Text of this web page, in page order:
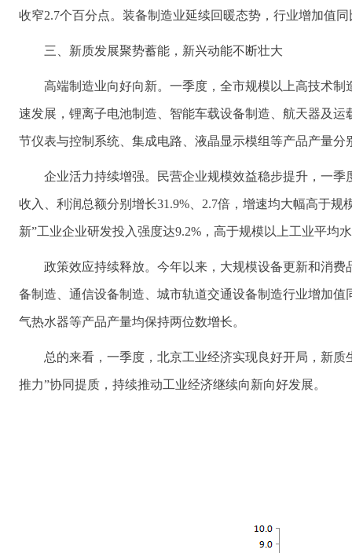
收窄2.7个百分点。装备制造业延续回暖态势，行业增加值
三、新质发展聚势蓄能，新兴动能不断壮大
高端制造业向好向新。一季度，全市规模以上高技术
速发展，锂离子电池制造、智能车载设备制造、航天器及
节仪表与控制系统、集成电路、液晶显示模组等产品产量分
企业活力持续增强。民营企业规模效益稳步提升，一
收入、利润总额分别增长31.9%、2.7倍，增速均大幅高于
新”工业企业研发投入强度达9.2%，高于规模以上工业平均
政策效应持续释放。今年以来，大规模设备更新和消
备制造、通信设备制造、城市轨道交通设备制造行业增加值
气热水器等产品产量均保持两位数增长。
总的来看，一季度，北京工业经济实现良好开局，新质
推力”协同提质，持续推动工业经济继续向新向好发展。